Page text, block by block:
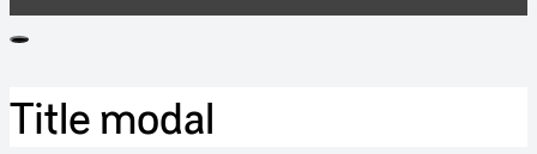
Title modal